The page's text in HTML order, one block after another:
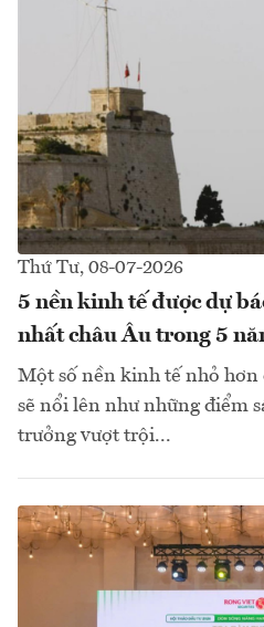
Thứ Tư, 08-07-2026
5 nền kinh tế được dự
nhất châu Âu trong 5
Một số nền kinh tế nhỏ hơn
sẽ nổi lên như những điểm
trưởng vượt trội...